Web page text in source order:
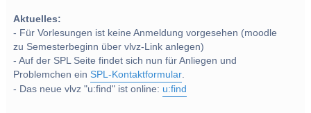
Aktuelles:
- Für Vorlesungen ist keine Anmeldung vorgesehen (moodle
zu Semesterbeginn über vlvz-Link anlegen)
- Auf der SPL Seite findet sich nun für Anliegen und
Problemchen einSPL-Kontaktformular.
- Das neue vlvz "u:find" ist online: u:find